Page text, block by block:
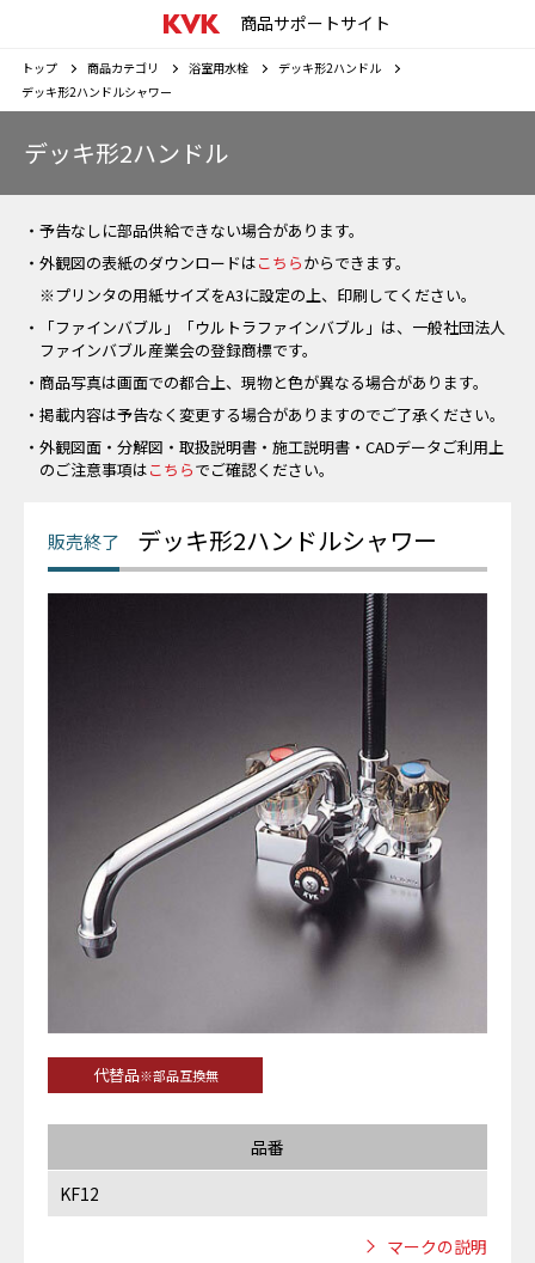
商品サポートサイト
トップ 商品カテゴリ 浴室用水栓
デッキ形2ハンドル
デッキ形2ハンドルシャワー
デッキ形2ハンドル
・予告なしに部品供給できない場合があります。
・外観図の表紙のダウンロードはこちらからできます。
※プリンタの用紙サイズをA3に設定の上、印刷してください。
・「ファインバブル」「ウルトラファインバブル」は、一般社団法人
ファインバブル産業会の登録商標です。
・商品写真は画面での都合上、現物と色が異なる場合があります。
・掲載内容は予告なく変更する場合がありますのでご了承ください。
・外観図面・分解図・取扱説明書・施工説明書・CADデータご利用上
のご注意事項はこちらでご確認ください。
デッキ形2ハンドルシャワー
代替品※部品互換無
品番
KF12
マークの説明